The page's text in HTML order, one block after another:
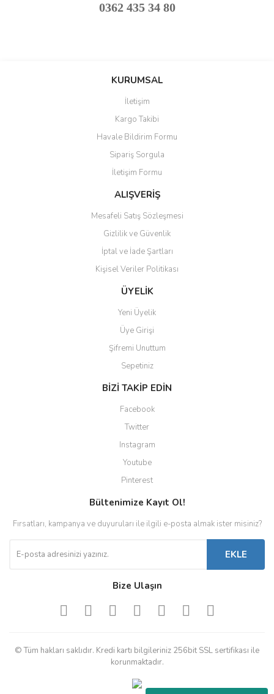
0362 435 34 80
Bu ürüne ilk yorumu siz yapın!
Ürün resmi kalitesiz, bozuk veya görüntülenemiyor.
Ürün açıklamasında eksik bilgiler bulunuyor.
Ürün bilgilerinde hatalar bulunuyor.
Ürün fiyatı diğer sitelerden daha pahalı.
Bu ürüne benzer farklı alternatifler olmalı.
Gönder
KURUMSAL
İletişim
Kargo Takibi
Havale Bildirim Formu
Sipariş Sorgula
İletişim Formu
ALIŞVERİŞ
Mesafeli Satış Sözleşmesi
Gizlilik ve Güvenlik
İptal ve İade Şartları
Kişisel Veriler Politikası
ÜYELİK
Yeni Üyelik
Üye Girişi
Şifremi Unuttum
Sepetiniz
BİZİ TAKİP EDİN
Facebook
Twitter
Instagram
Youtube
Pinterest
Bültenimize Kayıt Ol!
Fırsatları, kampanya ve duyuruları ile ilgili e-posta almak ister misiniz?
EKLE
Bize Ulaşın
© Tüm hakları saklıdır. Kredi kartı bilgileriniz 256bit SSL sertifikası ile
korunmaktadır.